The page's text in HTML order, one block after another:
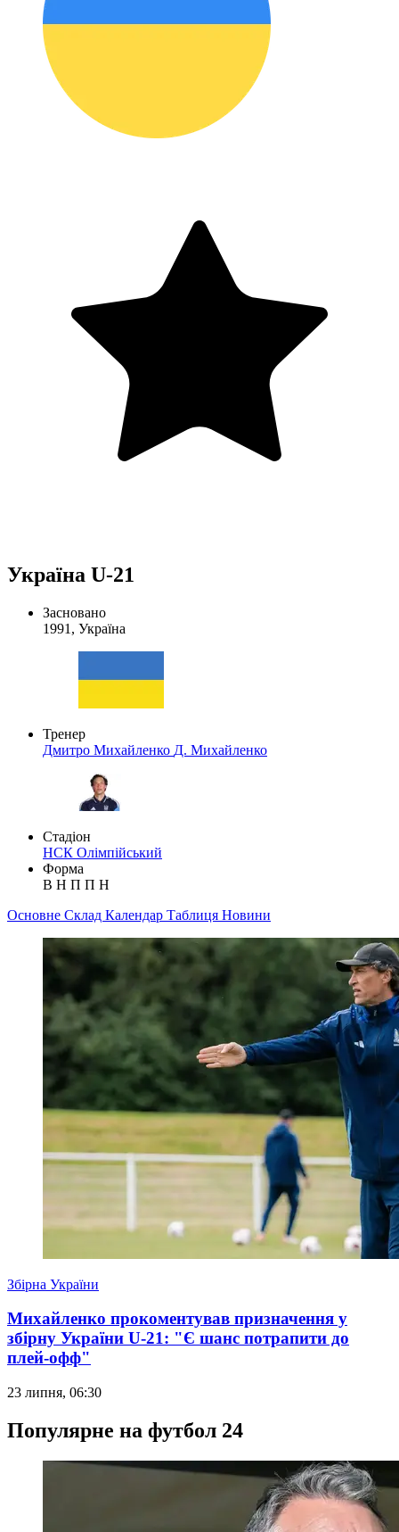
Україна U-21
Засновано
1991, Україна
Тренер
Дмитро Михайленко Д. Михайленко
Стадіон
НСК Олімпійський
Форма
В Н П П Н
Основне Склад Календар Таблиця Новини
Збірна України
Михайленко прокоментував призначення у
збірну України U-21: "Є шанс потрапити до
плей-офф"
23 липня, 06:30
Популярне на футбол 24